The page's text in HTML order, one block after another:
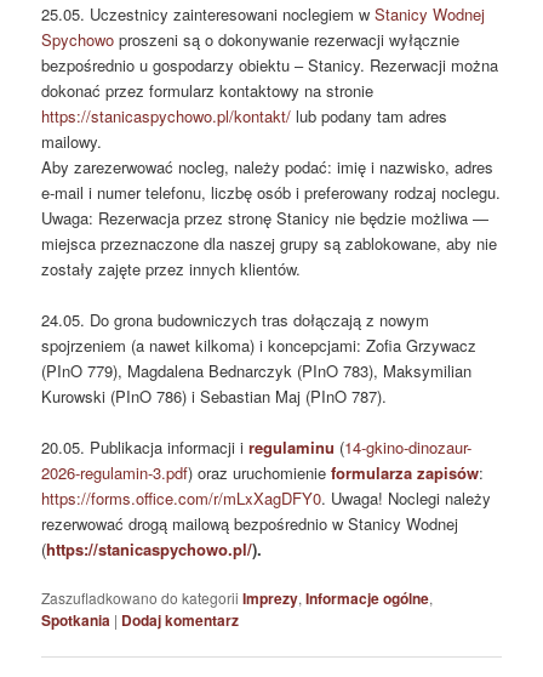
25.05. Uczestnicy zainteresowani noclegiem wStanicy Wodnej
Spychowo proszeni są o dokonywanie rezerwacji wyłącznie
bezpośrednio u gospodarzy obiektu – Stanicy. Rezerwacji można
dokonać przez formularz kontaktowy na stronie
https://stanicaspychowo.pl/kontakt/ lub podany tam adres
mailowy.
Aby zarezerwować nocleg, należy podać: imię i nazwisko, adres
e‑mail i numer telefonu, liczbę osób i preferowany rodzaj noclegu.
Uwaga: Rezerwacja przez stronę Stanicy nie będzie możliwa —
miejsca przeznaczone dla naszej grupy są zablokowane, aby nie
zostały zajęte przez innych klientów.
24.05. Do grona budowniczych tras dołączają z nowym
spojrzeniem (a nawet kilkoma) i koncepcjami: Zofia Grzywacz
(PInO 779), Magdalena Bednarczyk (PInO 783), Maksymilian
Kurowski (PInO 786) i Sebastian Maj (PInO 787).
20.05. Publikacja informacji iregulaminu (14-gkino-dinozaur-
2026-regulamin-3.pdf) oraz uruchomienieformularza zapisów:
https://forms.office.com/r/mLxXagDFY0. Uwaga! Noclegi należy
rezerwować drogą mailową bezpośrednio w Stanicy Wodnej
(https://stanicaspychowo.pl/).
Zaszufladkowano do kategorii Imprezy,Informacje ogólne,
Spotkania | Dodaj komentarz